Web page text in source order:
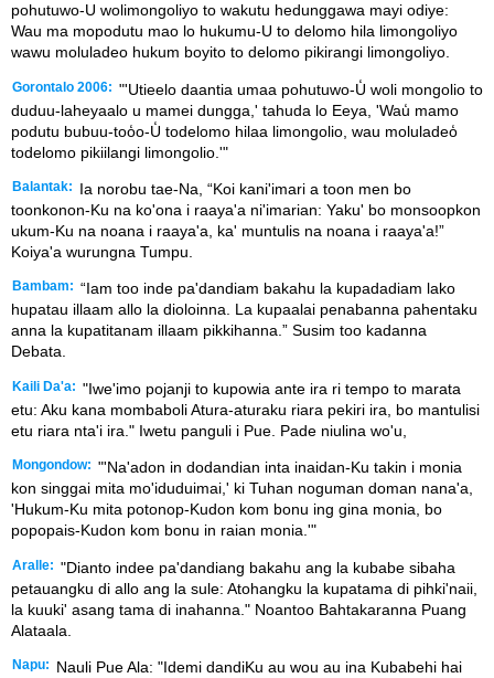
pohutuwo-U wolimongoliyo to wakutu hedunggawa mayi odiye:
Wau ma mopodutu mao lo hukumu-U to delomo hila limongoliyo
wawu moluladeo hukum boyito to delomo pikirangi limongoliyo.
Gorontalo 2006: "'Utieelo daantia umaa pohutuwo-U̒ woli mongolio to
duduu-laheyaalo u mamei dungga,' tahuda lo Eeya, 'Wau̒ mamo
podutu bubuu-too̒o-U̒ todelomo hilaa limongolio, wau moluladeo̒
todelomo pikiilangi limongolio.'"
Balantak:
Ia norobu tae-Na, “Koi kani'imari a toon men bo
toonkonon-Ku na ko'ona i raaya'a ni'imarian: Yaku' bo monsoopkon
ukum-Ku na noana i raaya'a, ka' muntulis na noana i raaya'a!”
Koiya'a wurungna Tumpu.
Bambam: “Iam too inde pa'dandiam bakahu la kupadadiam lako
hupatau illaam allo la dioloinna. La kupaalai penabanna pahentaku
anna la kupatitanam illaam pikkihanna.” Susim too kadanna
Debata.
Kaili Da'a: "Iwe'imo pojanji to kupowia ante ira ri tempo to marata
etu: Aku kana mombaboli Atura-aturaku riara pekiri ira, bo mantulisi
etu riara nta'i ira." Iwetu panguli i Pue. Pade niulina wo'u,
Mongondow: "'Na'adon in dodandian inta inaidan-Ku takin i monia
kon singgai mita mo'iduduimai,' ki Tuhan noguman doman nana'a,
'Hukum-Ku mita potonop-Kudon kom bonu ing gina monia, bo
popopais-Kudon kom bonu in raian monia.'"
Aralle: "Dianto indee pa'dandiang bakahu ang la kubabe sibaha
petauangku di allo ang la sule: Atohangku la kupatama di pihki'naii,
la kuuki' asang tama di inahanna." Noantoo Bahtakaranna Puang
Alataala.
Napu:
Nauli Pue Ala: "Idemi dandiKu au wou au ina Kubabehi hai